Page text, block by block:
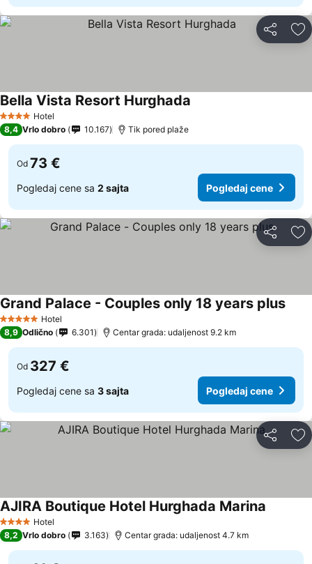
Deli
4 ZvezdiceHotel
Bella Vista Resort Hurghada
8,4 Vrlo dobro 10.167 Tik pored plaže
Od 73 €
Pogledaj cene sa 2 sajta Pogledaj cene
Deli
5 ZvezdiceHotel
Grand Palace - Couples only 18 years plus
8,9 Odlično 6.301 Centar grada: udaljenost 9.2 km
Od 327 €
Pogledaj cene sa 3 sajta Pogledaj cene
Deli
4 ZvezdiceHotel
AJIRA Boutique Hotel Hurghada Marina
8,2 Vrlo dobro 3.163 Centar grada: udaljenost 4.7 km